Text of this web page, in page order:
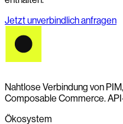
Jetzt unverbindlich anfragen
Nahtlose Verbindung von
Composable Commerce.
Ökosystem